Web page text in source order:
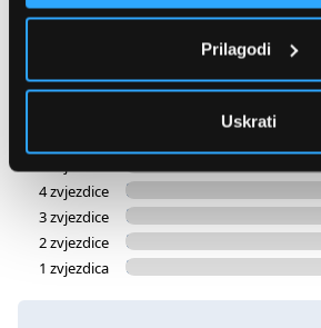
Prilagodi
Uskrati
0
4 zvjezdice
3 zvjezdice
2 zvjezdice
1 zvjezdica